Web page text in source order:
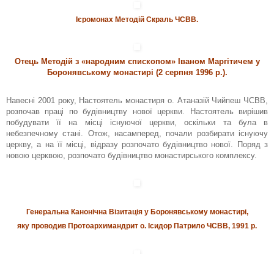
Ієромонах Методій Скраль ЧСВВ.
Отець Методій з «народним єпископом» Іваном Маргітичем у
Боронявському монастирі (2 серпня 1996 р.).
Навесні 2001 року, Настоятель монастиря о. Атаназій Чийпеш ЧСВВ,
розпочав праці по будівництву нової церкви. Настоятель вирішив
побудувати її на місці існуючої церкви, оскільки та була в
небезпечному стані. Отож, насамперед, почали розбирати існуючу
церкву, а на її місці, відразу розпочато будівництво нової. Поряд з
новою церквою, розпочато будівництво монастирського комплексу.
Генеральна Канонічна Візитація у Боронявському монастирі,
яку проводив Протоархимандрит о. Ісидор Патрило ЧСВВ, 1991 р.